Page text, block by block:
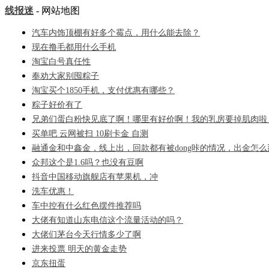
线报迷 - 网站地图
汽车内饰顶棚有好多个霉点，用什么能去除？
现在撸毛都用什么手机
淘宝白号真任性
奉劝大家别囤粽子
淘宝买个1850手机，支付优惠有哪些？
粽子好价有了
兄弟们蛋白粉快见底了啊！哪里有好价啊！我的乳房要掉肌肉啦
买单吧 云网被扫 10刷卡金 自测
融通金和中鑫金，线上出，回款都有被dong咔的情况，出金怎么
众邦这个是1.6吗？也没有豆啊
抖音中国移动旗舰店有苹果机，冲
洗车优惠！
车中控有什么红色摆件推荐吗
大佬有知道山东电信这个流量活动的吗？
大佬们茅台今天行情多少了啊
进来投票 明天的黄金走势
京东扭蛋